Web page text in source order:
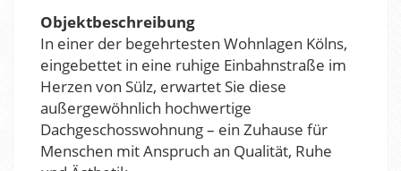
Objektbeschreibung
In einer der begehrtesten Wohnlagen Kölns,
eingebettet in eine ruhige Einbahnstraße im
Herzen von Sülz, erwartet Sie diese
außergewöhnlich hochwertige
Dachgeschosswohnung – ein Zuhause für
Menschen mit Anspruch an Qualität, Ruhe